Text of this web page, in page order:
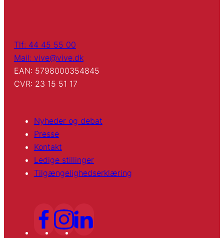
Tlf: 44 45 55 00
Mail: vive@vive.dk
EAN: 5798000354845
CVR: 23 15 51 17
Nyheder og debat
Presse
Kontakt
Ledige stillinger
Tilgængelighedserklæring